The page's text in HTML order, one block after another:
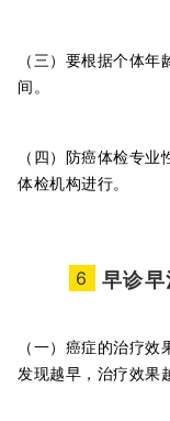
（三）要根据个体
间。
（四）防癌体检专
体检机构进行。
6 早诊
（一）癌症的治疗
发现越早，治疗效果